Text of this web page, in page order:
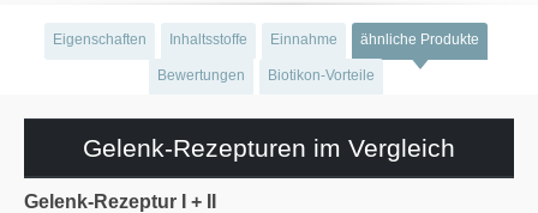
Eigenschaften Inhaltsstoffe Einnahme ähnliche Produkte
Bewertungen Biotikon-Vorteile
Gelenk-Rezepturen im Vergleich
Gelenk-Rezeptur I + II